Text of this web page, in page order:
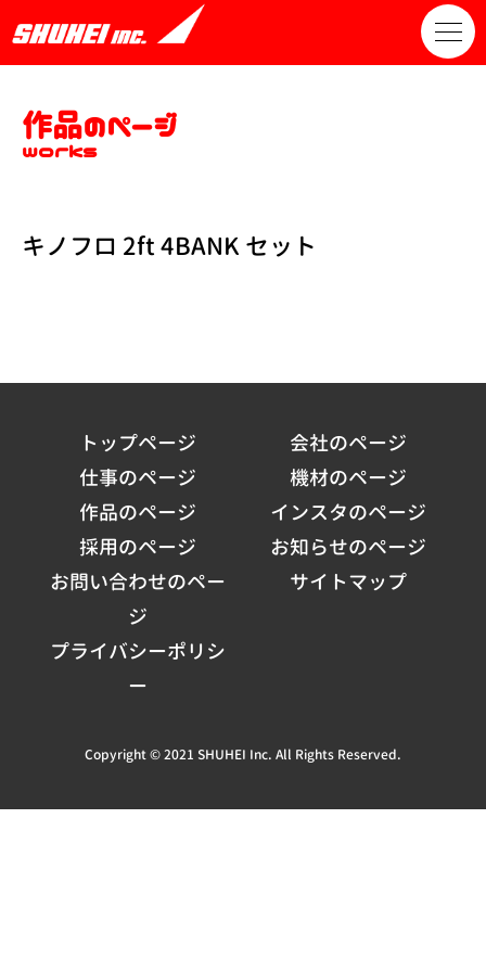
作品のページ
works
キノフロ 2ft 4BANK セット
トップページ
会社のページ
仕事のページ
機材のページ
作品のページ
インスタのページ
採用のページ
お知らせのページ
お問い合わせのペー
ジ
サイトマップ
プライバシーポリシ
ー
Copyright © 2021 SHUHEI Inc. All Rights Reserved.